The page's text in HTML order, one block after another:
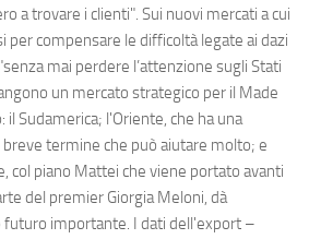
a trovare i clienti". Sui nuovi mercati a cui
per compensare le difficoltà legate ai dazi
mai perdere l’attenzione sugli Stati
un mercato strategico per il Made
il Sudamerica; l'Oriente, che ha una
termine che può aiutare molto; e
col piano Mattei che viene portato avanti
del premier Giorgia Meloni, dà
futuro importante. I dati dell'export –